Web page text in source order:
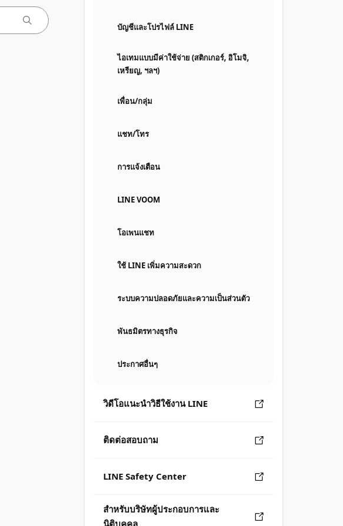
บัญชีและโปรไฟล์ LINE
ไอเทมแบบมีค่าใช้จ่าย (สติกเกอร์, อิโมจิ,
เหรียญ, ฯลฯ)
เพื่อน/กลุ่ม
แชท/โทร
การแจ้งเตือน
LINE VOOM
โอเพนแชท
ใช้ LINE เพิ่มความสะดวก
ระบบความปลอดภัยและความเป็นส่วนตัว
พันธมิตรทางธุรกิจ
ประกาศอื่นๆ
วิดีโอแนะนำวิธีใช้งาน LINE
ติดต่อสอบถาม
LINE Safety Center
สำหรับบริษัทผู้ประกอบการและ
นิติบุคคล